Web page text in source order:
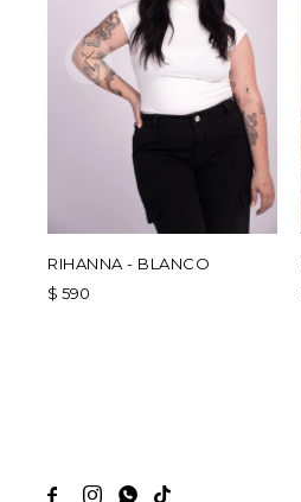
RIHANNA - BLANCO
$ 590
   